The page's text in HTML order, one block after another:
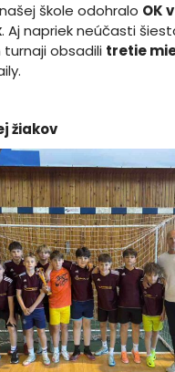
škole odohralo OK
. Aj napriek neúčasti
obsadili tretie
žiakov